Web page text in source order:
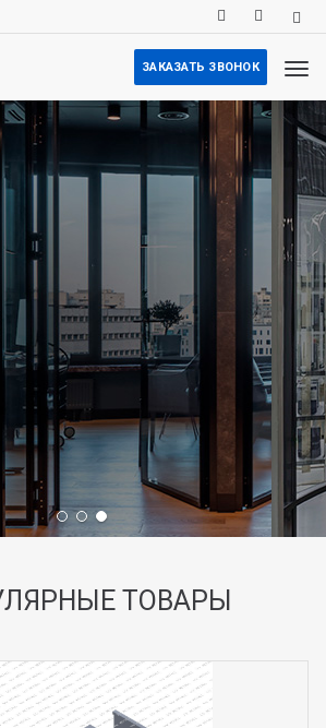
ЗАКАЗАТЬ ЗВОНОК
СПЕКТР
УСЛУГ
обработки до
и анодирования профиля
Подробнее
ТОВАРЫ